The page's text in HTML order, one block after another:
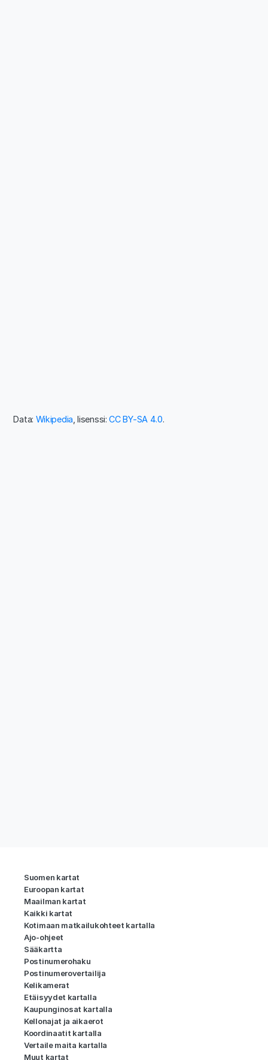
Data: Wikipedia , lisenssi:CC BY-SA 4.0.
Suomen kartat
Euroopan kartat
Maailman kartat
Kaikki kartat
Kotimaan matkailukohteet kartalla
Ajo-ohjeet
Sääkartta
Postinumerohaku
Postinumerovertailija
Kelikamerat
Etäisyydet kartalla
Kaupunginosat kartalla
Kellonajat ja aikaerot
Koordinaatit kartalla
Vertaile maita kartalla
Muut kartat